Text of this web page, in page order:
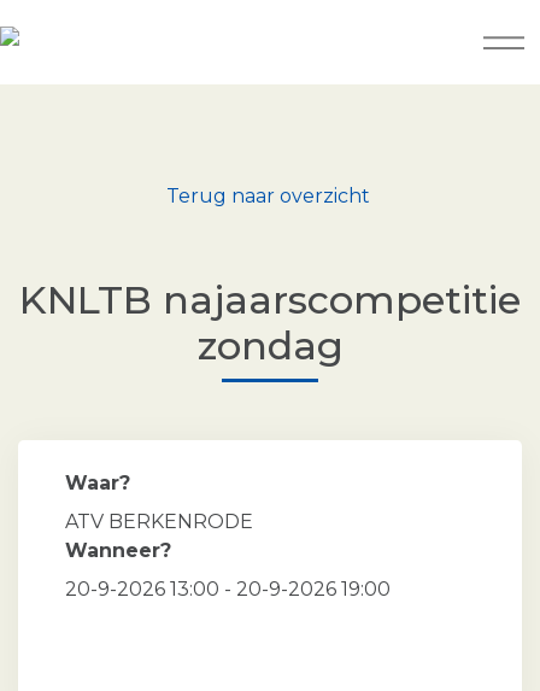
Terug naar overzicht
KNLTB najaarscompetitie
zondag
Waar?
ATV BERKENRODE
Wanneer?
20-9-2026 13:00 - 20-9-2026 19:00